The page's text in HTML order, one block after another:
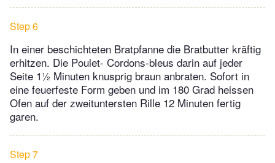
Step 6
In einer beschichteten Bratpfanne die Bratbutter kräftig
erhitzen. Die Poulet- Cordons-bleus darin auf jeder
Seite 1½ Minuten knusprig braun anbraten. Sofort in
eine feuerfeste Form geben und im 180 Grad heissen
Ofen auf der zweituntersten Rille 12 Minuten fertig
garen.
Step 7